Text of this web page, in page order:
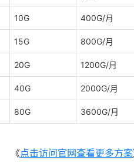
10G 400G/月
15G 800G/月
20G 1200G/月
40G 2000G/月
80G 3600G/月
《点击访问官网查看更多方案